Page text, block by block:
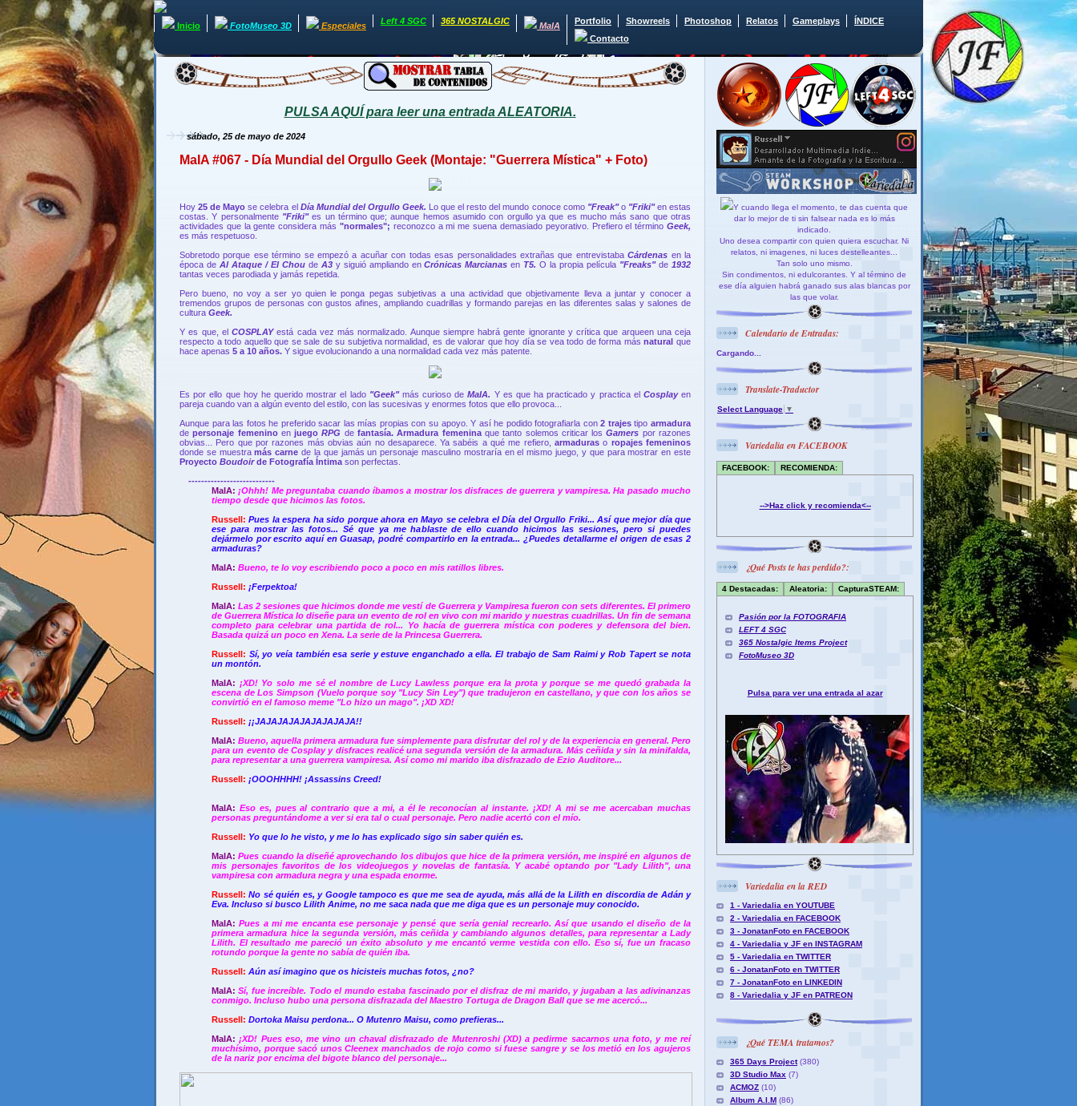
Inicio FotoMuseo 3D Especiales Left 4 SGC 365 NOSTALGIC MaIA Portfolio Showreels Photoshop Relatos Gameplays
ÍNDICE
Contacto
PULSA AQUÍ para leer una entrada ALEATORIA.
sábado, 25 de mayo de 2024
MaIA #067 - Día Mundial del Orgullo Geek (Montaje: "Guerrera Mística" + Foto)
Hoy25 de Mayo se celebra el Día Mundial del Orgullo Geek. Lo que el resto del mundo conoce como "Freak"o "Friki"en estas
costas. Y personalmente "Friki"es un término que; aunque hemos asumido con orgullo ya que es mucho más sano que otras
actividades que la gente considera más "normales"; reconozco a mi me suena demasiado peyorativo. Prefiero el términoGeek,
es más respetuoso.
Sobretodo porque ese término se empezó a acuñar con todas esas personalidades extrañas que entrevistabaCárdenas en la
época de Al Ataque / El Chou de A3 y siguió ampliando enCrónicas Marcianasen T5.O la propia película "Freaks"de1932
tantas veces parodiada y jamás repetida.
Pero bueno, no voy a ser yo quien le ponga pegas subjetivas a una actividad que objetivamente lleva a juntar y conocer a
tremendos grupos de personas con gustos afines, ampliando cuadrillas y formando parejas en las diferentes salas y salones de
cultura Geek.
Y es que, el COSPLAYestá cada vez más normalizado. Aunque siempre habrá gente ignorante y crítica que arqueen una ceja
respecto a todo aquello que se sale de su subjetiva normalidad, es de valorar que hoy día se vea todo de forma másnaturalque
hace apenas 5 a 10 años. Y sigue evolucionando a una normalidad cada vez más patente.
Es por ello que hoy he querido mostrar el lado "Geek"más curioso deMaIA. Y es que ha practicado y practica el Cosplayen
pareja cuando van a algún evento del estilo, con las sucesivas y enormes fotos que ello provoca...
Aunque para las fotos he preferido sacar las mías propias con su apoyo. Y así he podido fotografiarla con2 trajestipoarmadura
depersonaje femenino enjuegoRPG defantasía. Armadura femenina que tanto solemos criticar losGamers por razones
obvias... Pero que por razones más obvias aún no desaparece. Ya sabéis a qué me refiero,armaduraso ropajes femeninos
donde se muestramás carne de la que jamás un personaje masculino mostraría en el mismo juego, y que para mostrar en este
Proyecto Boudoirde Fotografía Íntimason perfectas.
---------------------------
MaIA:¡Ohhh! Me preguntaba cuando íbamos a mostrar los disfraces de guerrera y vampiresa. Ha pasado mucho
tiempo desde que hicimos las fotos.
Russell: Pues la espera ha sido porque ahora en Mayo se celebra el Día del Orgullo Friki... Así que mejor día que
ese para mostrar las fotos... Sé que ya me hablaste de ello cuando hicimos las sesiones, pero si puedes
dejármelo por escrito aquí en Guasap, podré compartirlo en la entrada... ¿Puedes detallarme el origen de esas 2
armaduras?
MaIA: Bueno, te lo voy escribiendo poco a poco en mis ratillos libres.
Russell: ¡Ferpektoa!
MaIA:Las 2 sesiones que hicimos donde me vestí de Guerrera y Vampiresa fueron con sets diferentes. El primero
de Guerrera Mística lo diseñe para un evento de rol en vivo con mi marido y nuestras cuadrillas. Un fin de semana
completo para celebrar una partida de rol... Yo hacía de guerrera mística con poderes y defensora del bien.
Basada quizá un poco en Xena. La serie de la Princesa Guerrera.
Russell: Sí, yo veía también esa serie y estuve enganchado a ella. El trabajo de Sam Raimi y Rob Tapert se nota
un montón.
MaIA: ¡XD! Yo solo me sé el nombre deLucy Lawless porque era la prota y porque se me quedó grabada la
escena de Los Simpson (Vuelo porque soy "Lucy Sin Ley") que tradujeron en castellano, y que con los años se
convirtió en el famoso meme "Lo hizo un mago". ¡XD XD!
Russell: ¡¡JAJAJAJAJAJAJAJAJA!!
MaIA:Bueno, aquella primera armadura fue simplemente para disfrutar del rol y de la experiencia en general.Pero
para un evento de Cosplay y disfraces realicé una segunda versión de la armadura. Más ceñida y sin la minifalda,
para representar a una guerrera vampiresa. Así como mi marido iba disfrazado de Ezio Auditore...
Russell: ¡OOOHHHH! ¡Assassins Creed!
MaIA: Eso es, pues al contrario que a mi, a él le reconocían al instante. ¡XD! A mi se me acercaban muchas
personas preguntándome a ver si era tal o cual personaje. Pero nadie acertó con el mío.
Russell: Yo que lo he visto, y me lo has explicado sigo sin saber quién es.
MaIA: Pues cuando la diseñé aprovechando los dibujos que hice de la primera versión, me inspiré en algunos de
mis personajes favoritos de los videojuegos y novelas de fantasía. Y acabé optando por "Lady Lilith", una
vampiresa con armadura negra y una espada enorme.
Russell: No sé quién es, y Google tampoco es que me sea de ayuda, más allá de la Lilith en discordia de Adán y
Eva. Incluso si busco Lilith Anime, no me saca nada que me diga que es un personaje muy conocido.
MaIA: Pues a mi me encanta ese personaje y pensé que sería genial recrearlo. Así que usando el diseño de la
primera armadura hice la segunda versión, más ceñida y cambiando algunos detalles, para representar a Lady
Lilith. El resultado me pareció un éxito absoluto y me encantó verme vestida con ello. Eso sí, fue un fracaso
rotundo porque la gente no sabía de quién iba.
Russell: Aún así imagino que os hicisteis muchas fotos, ¿no?
MaIA: Sí, fue increíble. Todo el mundo estaba fascinado por el disfraz de mi marido, y jugaban a las adivinanzas
conmigo. Incluso hubo una persona disfrazada del Maestro Tortuga de Dragon Ball que se me acercó...
Russell: Dortoka Maisu perdona... O Mutenro Maisu, como prefieras...
MaIA: ¡XD! Pues eso, me vino un chaval disfrazado de Mutenroshi (XD) a pedirme sacarnos una foto, y me reí
muchísimo, porque sacó unos Cleenex manchados de rojo como si fuese sangre y se los metió en los agujeros
de la nariz por encima del bigote blanco del personaje...
Y cuando llega el momento, te das cuenta que
dar lo mejor de ti sin falsear nada es lo más
indicado.
Uno desea compartir con quien quiera escuchar. Ni
relatos, ni imagenes, ni luces destelleantes...
Tan solo uno mismo.
Sin condimentos, ni edulcorantes. Y al término de
ese día alguien habrá ganado sus alas blancas por
las que volar.
Calendario de Entradas:
Cargando...
Translate-Traductor
Select Language ▼
Variedalia en FACEBOOK
FACEBOOK: RECOMIENDA:
-->Haz click y recomienda<--
¿Qué Posts te has perdido?:
4 Destacadas: Aleatoria: CapturaSTEAM:
Pasión por la FOTOGRAFIA
LEFT 4 SGC
365 Nostalgic Items Project
FotoMuseo 3D
Pulsa para ver una entrada al azar
Variedalia en la RED
1 - Variedalia en YOUTUBE
2 - Variedalia en FACEBOOK
3 - JonatanFoto en FACEBOOK
4 - Variedalia y JF en INSTAGRAM
5 - Variedalia en TWITTER
6 - JonatanFoto en TWITTER
7 - JonatanFoto en LINKEDIN
8 - Variedalia y JF en PATREON
¿Qué TEMA tratamos?
365 Days Project (380)
3D Studio Max (7)
ACMOZ (10)
Album A.I.M (86)